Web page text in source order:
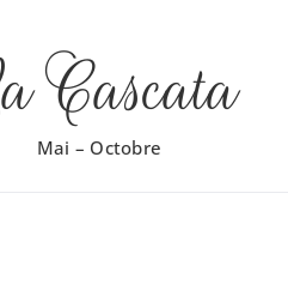
Cascata
Mai – Octobre